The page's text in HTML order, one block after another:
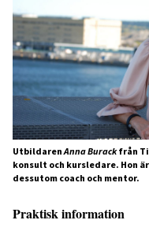
UtbildarenAnna Burackfrån
konsult och kursledare. Hon
dessutom coach och mentor.
Praktisk information